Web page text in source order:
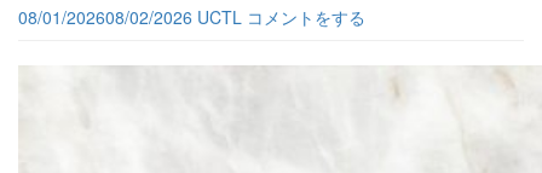
08/01/202608/02/2026 UCTL コメントをする